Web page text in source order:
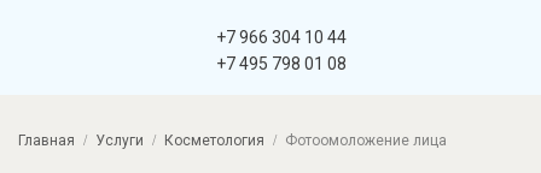
+7 966 304 10 44
+7 495 798 01 08
Главная Услуги Косметология Фотоомоложение лица